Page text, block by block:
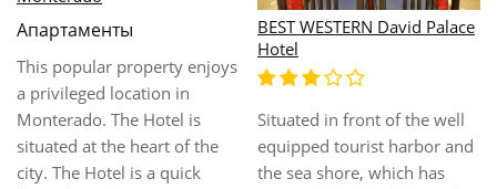
One of the most charming
hotels in Senigallia, this hotel
welcomes guests for an
enjoyable beach holiday. The
hotel is a modern hotel with
all the amenities for a
This property is located in
Filottrano . The property
property is made up of . Set
in the heart of the city, the
Hotel offers easy access to all